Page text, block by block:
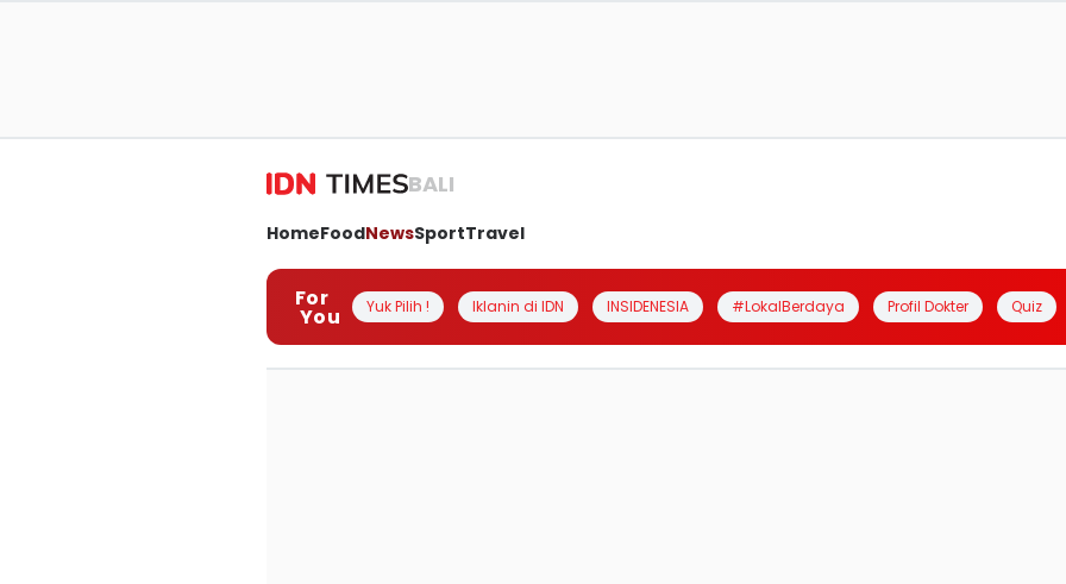
BALI
HomeFoodNewsSportTravel
For
You Yuk Pilih ! Iklanin di IDN INSIDENESIA #LokalBerdaya Profil Dokter Quiz